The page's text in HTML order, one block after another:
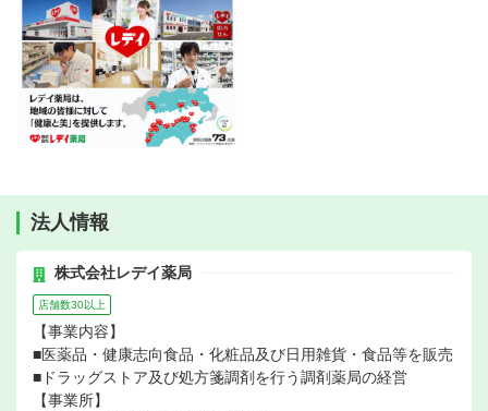
法人情報
株式会社レデイ薬局
店舗数30以上
【事業内容】
■医薬品・健康志向食品・化粧品及び日用雑貨・食品等を販売
■ドラッグストア及び処方箋調剤を行う調剤薬局の経営
【事業所】